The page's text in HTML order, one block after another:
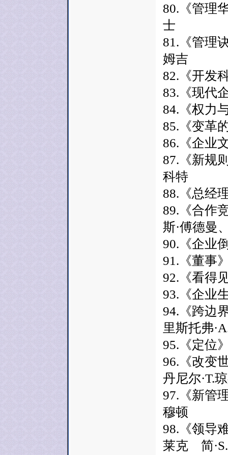
80.《管理
士
81.《管理
姆吉
82.《开发
83.《现代
84.《权力
85.《变革
86.《企业
87.《新规
科特
88.《总经
89.《合作
斯·傅德曼
90.《企业
91.《董事
92.《看得
93.《企业
94.《跨边
里斯托弗
95.《定位
96.《改变
丹尼尔
97.《新管
穆顿
98.《领导
莱克 简